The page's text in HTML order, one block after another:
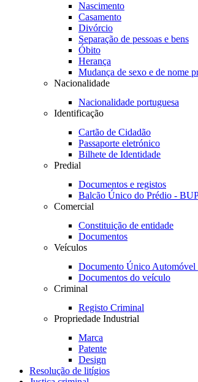
Nascimento
Casamento
Divórcio
Separação de pessoas e bens
Óbito
Herança
Mudança de sexo e de nome
Nacionalidade
Nacionalidade portuguesa
Identificação
Cartão de Cidadão
Passaporte eletrónico
Bilhete de Identidade
Predial
Documentos e registos
Balcão Único do Prédio -
Comercial
Constituição de entidade
Documentos
Veículos
Documento Único
Documentos do veículo
Criminal
Registo Criminal
Propriedade Industrial
Marca
Patente
Design
Resolução de litígios